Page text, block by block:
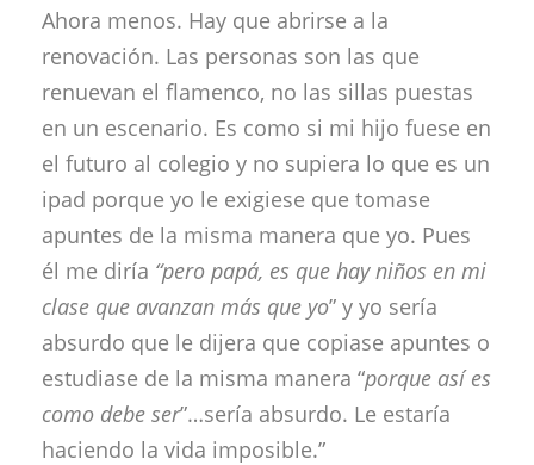
Ahora menos. Hay que abrirse a la
renovación. Las personas son las que
renuevan el flamenco, no las sillas puestas
en un escenario. Es como si mi hijo fuese en
el futuro al colegio y no supiera lo que es un
ipad porque yo le exigiese que tomase
apuntes de la misma manera que yo. Pues
él me diría “pero papá, es que hay niños en mi
clase que avanzan más que yo” y yo sería
absurdo que le dijera que copiase apuntes o
estudiase de la misma manera “porque así es
como debe ser”…sería absurdo. Le estaría
haciendo la vida imposible.”